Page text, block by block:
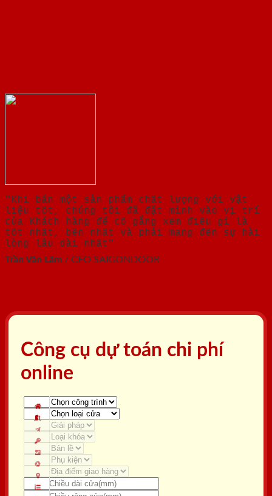
"Khi bán một sản phẩm chất lượng với vật
liệu tốt, chúng tôi đã đặt mình vào vị trí
của Khách hàng để cố gắng xem điều gì là
tốt nhất, bền nhất và phải mang đến sự hài
lòng lâu dài nhất"
Trần Văn Lãm / CEO SAIGONDOOR
Công cụ dự toán chi phí
online